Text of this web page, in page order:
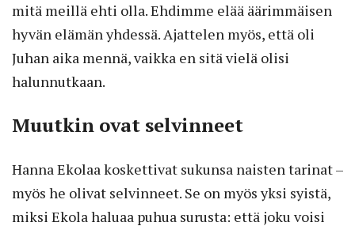
mitä meillä ehti olla. Ehdimme elää äärimmäisen
hyvän elämän yhdessä. Ajattelen myös, että oli
Juhan aika mennä, vaikka en sitä vielä olisi
halunnutkaan.
Muutkin ovat selvinneet
Hanna Ekolaa koskettivat sukunsa naisten tarinat –
myös he olivat selvinneet. Se on myös yksi syistä,
miksi Ekola haluaa puhua surusta: että joku voisi